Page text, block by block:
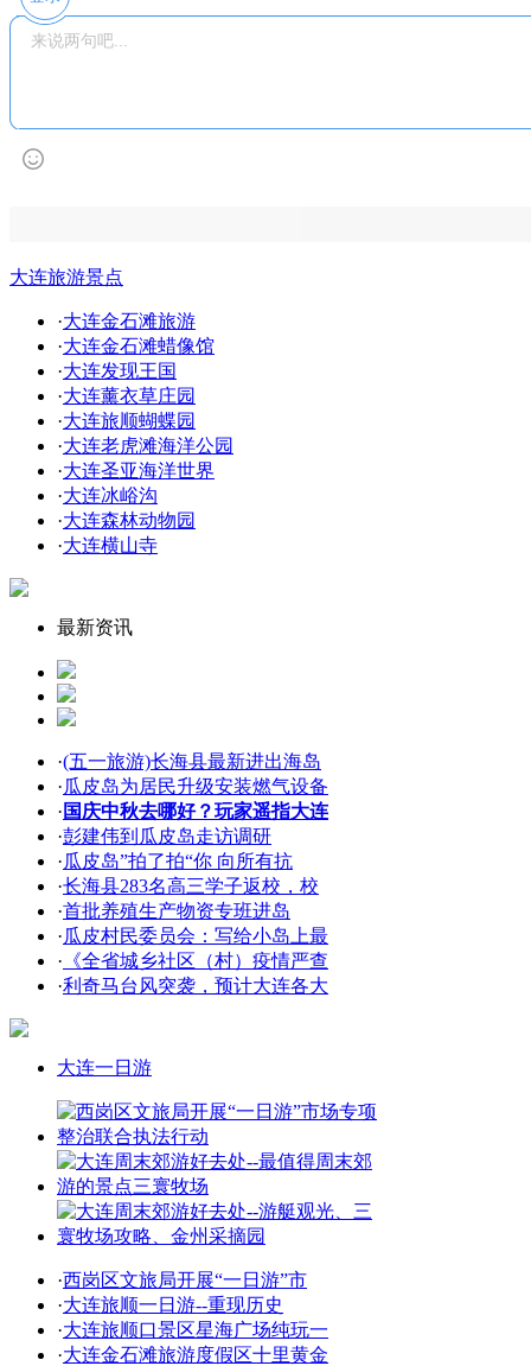
大连旅游景点
·大连金石滩旅游
·大连金石滩蜡像馆
·大连发现王国
·大连薰衣草庄园
·大连旅顺蝴蝶园
·大连老虎滩海洋公园
·大连圣亚海洋世界
·大连冰峪沟
·大连森林动物园
·大连横山寺
最新资讯
·(五一旅游)长海县最新进出海岛
·瓜皮岛为居民升级安装燃气设备
· 国庆中秋去哪好？玩家遥指大连
·彭建伟到瓜皮岛走访调研
·瓜皮岛”拍了拍“你 向所有抗
·长海县283名高三学子返校，校
·首批养殖生产物资专班进岛
·瓜皮村民委员会：写给小岛上最
· 《全省城乡社区（村）疫情严查
·利奇马台风突袭，预计大连各大
大连一日游
·西岗区文旅局开展“一日游”市
·大连旅顺一日游--重现历史
·大连旅顺口景区星海广场纯玩一
·大连金石滩旅游度假区十里黄金